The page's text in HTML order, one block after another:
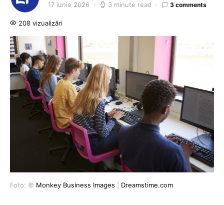
17 iunie 2026 3 minute read 3 comments
208 vizualizări
Foto: © Monkey Business Images Dreamstime.com